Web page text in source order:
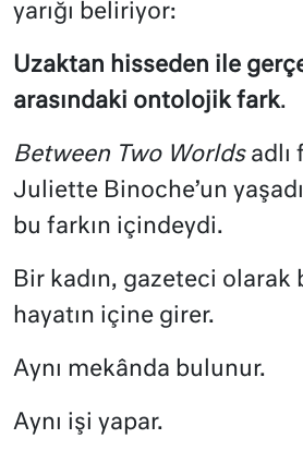
yarığı beliriyor:
Uzaktan hisseden ile
arasındaki ontolojik fark.
Between Two Worldsadlı
Juliette Binoche’un
bu farkın içindeydi.
Bir kadın, gazeteci olarak
hayatın içine girer.
Aynı mekânda bulunur.
Aynı işi yapar.